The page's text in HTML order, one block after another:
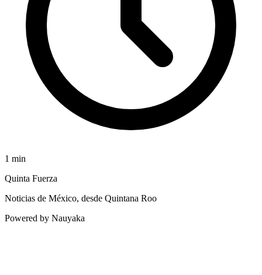
1 min
Quinta Fuerza
Noticias de México, desde Quintana Roo
Powered by Nauyaka